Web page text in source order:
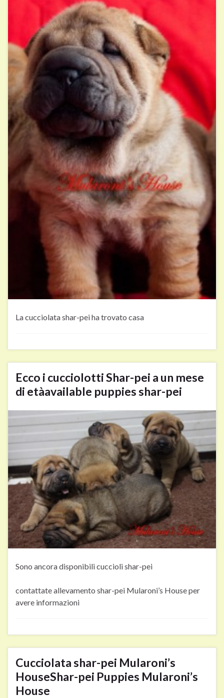
La cucciolata shar-pei ha trovato casa
Ecco i cucciolotti Shar-pei a un mese
di etàavailable puppies shar-pei
Sono ancora disponibili cuccioli shar-pei
contattate allevamento shar-pei Mularoni’s House per
avere informazioni
Cucciolata shar-pei Mularoni’s
HouseShar-pei Puppies Mularoni’s
House